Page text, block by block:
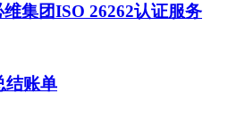
集团ISO 26262认证服务
结账单